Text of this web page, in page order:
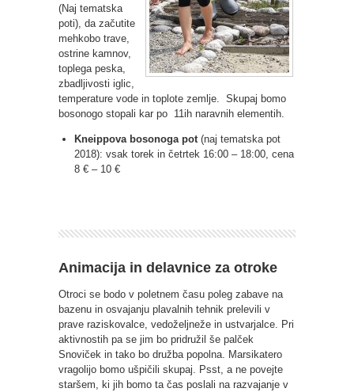
(Naj tematska
poti), da začutite
mehkobo trave,
ostrine kamnov,
toplega peska,
zbadljivosti iglic,
temperature vode in toplote zemlje. Skupaj bomo
bosonogo stopali kar po 11ih naravnih elementih.
Kneippova bosonoga pot (naj tematska pot
2018): vsak torek in četrtek 16:00 – 18:00, cena
8 € – 10 €
Animacija in delavnice za otroke
Otroci se bodo v poletnem času poleg zabave na
bazenu in osvajanju plavalnih tehnik prelevili v
prave raziskovalce, vedoželjneže in ustvarjalce. Pri
aktivnostih pa se jim bo pridružil še palček
Snoviček in tako bo družba popolna. Marsikatero
vragolijo bomo ušpičili skupaj. Psst, a ne povejte
staršem, ki jih bomo ta čas poslali na razvajanje v